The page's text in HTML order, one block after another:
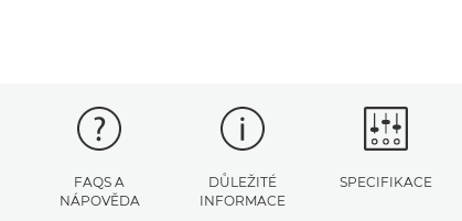
FAQS A
NÁPOVĚDA
DŮLEŽITÉ
INFORMACE
SPECIFIKACE